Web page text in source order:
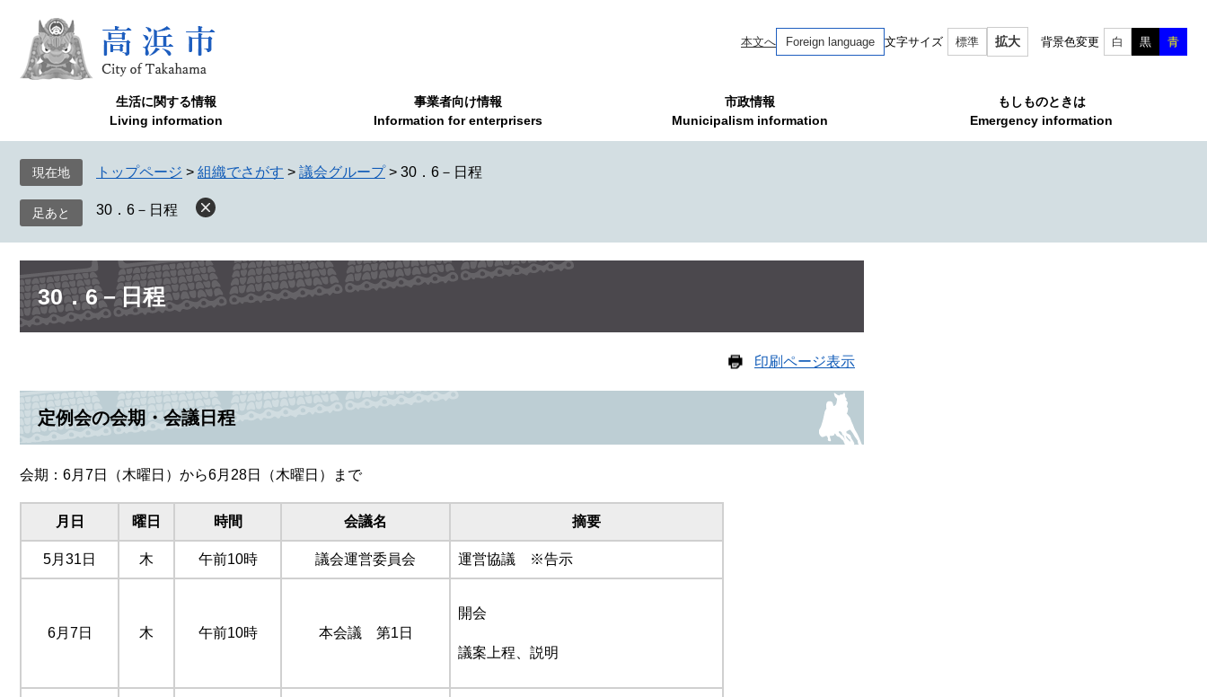
で
ば
へ
本文へ Foreign language 文字サイズ 標準 拡大 背景色変更 白 黒 青
生活に関する情報
Living information
事業者向け情報
Information for enterprisers
市政情報
Municipalism information
もしものときは
Emergency information
現在地 トップページ > 組織でさがす > 議会グループ > 30．6－日程
30．6－日程
本
文 30．6－日程
印刷ページ表示
定例会の会期・会議日程
会期：6月7日（木曜日）から6月28日（木曜日）まで
月日 曜日 時間 会議名 摘要
5月31日 木 午前10時 議会運営委員会 運営協議 ※告示
6月7日 木 午前10時 本会議 第1日
開会
議案上程、説明